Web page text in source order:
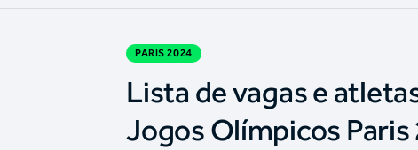
PARIS 2024
Lista de vagas e
Jogos Olímpicos Paris